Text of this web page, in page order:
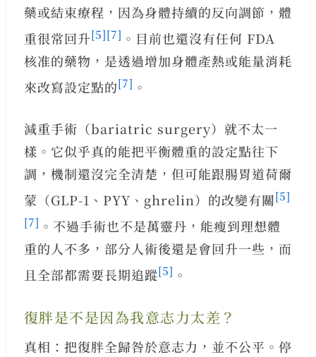
藥或結束療程，因為身體持續的反向調節，體
重很常回升[5][7] 。目前也還沒有任何 FDA
核准的藥物，是透過增加身體產熱或能量消耗
來改寫設定點的[7] 。
減重手術（bariatric surgery）就不太一
樣。它似乎真的能把平衡體重的設定點往下
調，機制還沒完全清楚，但可能跟腸胃道荷爾
蒙（GLP-1、PYY、ghrelin）的改變有關[5]
[7] 。不過手術也不是萬靈丹，能瘦到理想體
重的人不多，部分人術後還是會回升一些，而
且全部都需要長期追蹤[5] 。
復胖是不是因為我意志力太差？
真相：把復胖全歸咎於意志力，並不公平。停